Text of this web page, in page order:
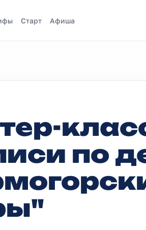
Старт Афиша
по